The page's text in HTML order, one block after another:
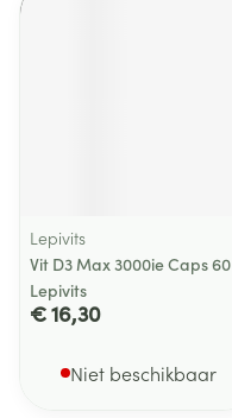
Lepivits
Vit D3 Max 3000ie Caps 60
Lepivits
€ 16,30
Niet beschikbaar